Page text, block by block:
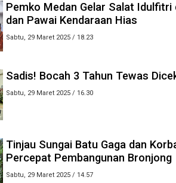
Pemko Medan Gelar Salat Idulfitri
dan Pawai Kendaraan Hias
Sabtu, 29 Maret 2025 / 18.23
Sadis! Bocah 3 Tahun Tewas
Sabtu, 29 Maret 2025 / 16.30
Tinjau Sungai Batu Gaga dan
Percepat Pembangunan Bronjong
Sabtu, 29 Maret 2025 / 14.57